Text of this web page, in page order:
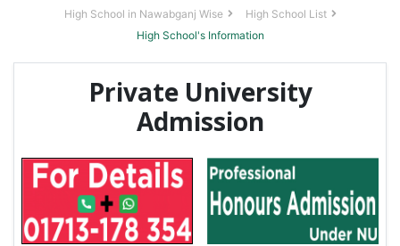
High School in Nawabganj Wise
High School List
High School's Information
Private University
Admission